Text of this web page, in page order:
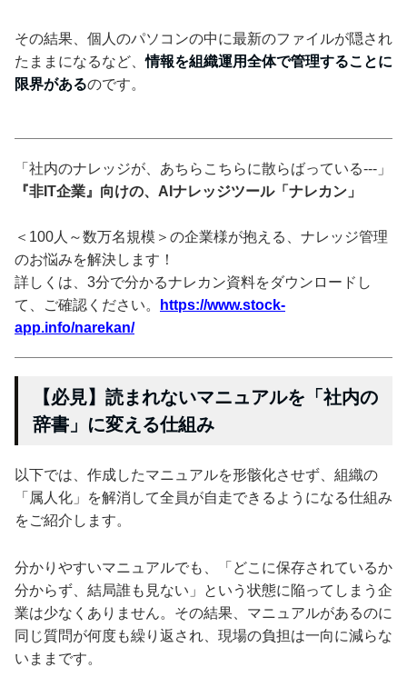
その結果、個人のパソコンの中に最新のファイルが隠され
たままになるなど、情報を組織運用全体で管理することに
限界があるのです。
「社内のナレッジが、あちらこちらに散らばっている---」
『非IT企業』向けの、AIナレッジツール「ナレカン」
＜100人～数万名規模＞の企業様が抱える、ナレッジ管理
のお悩みを解決します！
詳しくは、3分で分かるナレカン資料をダウンロードし
て、ご確認ください。
https://www.stock-
app.info/narekan/
【必見】読まれないマニュアルを「社内の
辞書」に変える仕組み
以下では、作成したマニュアルを形骸化させず、組織の
「属人化」を解消して全員が自走できるようになる仕組み
をご紹介します。
分かりやすいマニュアルでも、「どこに保存されているか
分からず、結局誰も見ない」という状態に陥ってしまう企
業は少なくありません。その結果、マニュアルがあるのに
同じ質問が何度も繰り返され、現場の負担は一向に減らな
いままです。